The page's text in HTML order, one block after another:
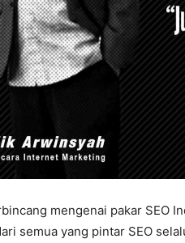
mengenai pakar SEO
semua yang pintar SEO